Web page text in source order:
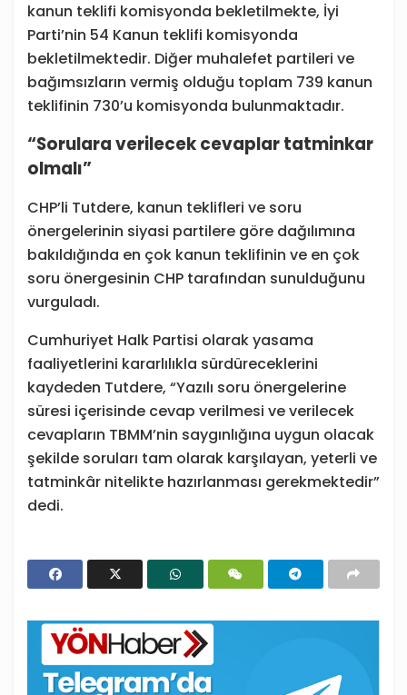
kanun teklifi komisyonda bekletilmekte, İyi
Parti’nin 54 Kanun teklifi komisyonda
bekletilmektedir. Diğer muhalefet partileri ve
bağımsızların vermiş olduğu toplam 739 kanun
teklifinin 730’u komisyonda bulunmaktadır.
“Sorulara verilecek cevaplar tatminkar
olmalı”
CHP’li Tutdere, kanun teklifleri ve soru
önergelerinin siyasi partilere göre dağılımına
bakıldığında en çok kanun teklifinin ve en çok
soru önergesinin CHP tarafından sunulduğunu
vurguladı.
Cumhuriyet Halk Partisi olarak yasama
faaliyetlerini kararlılıkla sürdüreceklerini
kaydeden Tutdere, “Yazılı soru önergelerine
süresi içerisinde cevap verilmesi ve verilecek
cevapların TBMM’nin saygınlığına uygun olacak
şekilde soruları tam olarak karşılayan, yeterli ve
tatminkâr nitelikte hazırlanması gerekmektedir”
dedi.